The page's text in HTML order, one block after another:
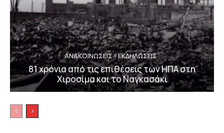
ΑΝΑΚΟΙΝΩΣΕΙΣ - ΕΚΔΗΛΩΣΕΙΣ
81 χρόνια από τις επιθέσεις των ΗΠΑ στη
Χιροσίμα και το Ναγκασάκι